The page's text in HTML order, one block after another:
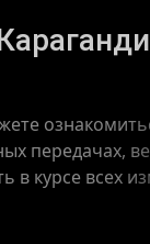
передачах,
в курсе всех